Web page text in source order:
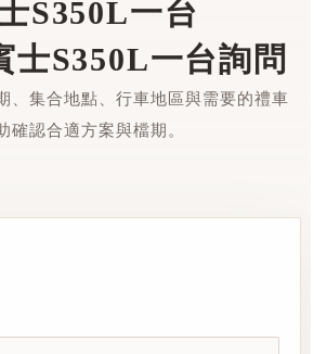
S350L一台
士S350L一台詢問
、集合地點、行車地區與需要的禮車
確認合適方案與檔期。